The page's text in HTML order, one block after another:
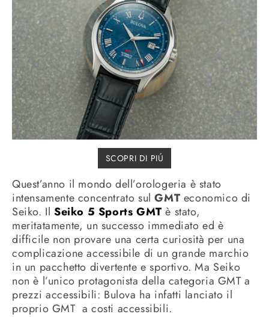
SCOPRI DI PIÚ
Quest’anno il mondo dell’orologeria è stato
intensamente concentrato sulGMT economico di
Seiko. Il Seiko 5 Sports GMT è stato,
meritatamente, un successo immediato ed è
difficile non provare una certa curiosità per una
complicazione accessibile di un grande marchio
in un pacchetto divertente e sportivo. Ma Seiko
non è l’unico protagonista della categoria GMT a
prezzi accessibili: Bulova ha infatti lanciato il
proprio GMT a costi accessibili.